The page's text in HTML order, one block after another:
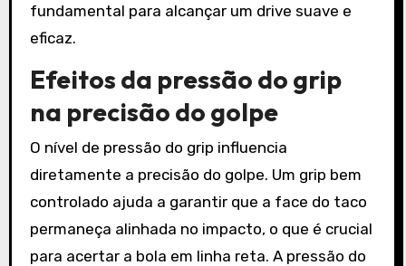
fundamental para alcançar um drive suave e
eficaz.
Efeitos da pressão do grip
na precisão do golpe
O nível de pressão do grip influencia
diretamente a precisão do golpe. Um grip bem
controlado ajuda a garantir que a face do taco
permaneça alinhada no impacto, o que é crucial
para acertar a bola em linha reta. A pressão do